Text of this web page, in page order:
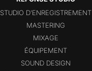
STUDIO D’ENREGISTREMENT
MASTERING
MIXAGE
ÉQUIPEMENT
SOUND DESIGN